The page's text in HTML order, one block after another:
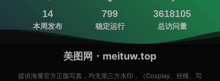
14
本周发布
799
稳定运行
3618105
总访问量
美图网・meituw.top
提供海量官方正版写真，均无第三方水印，（Cosplay、丝模、写